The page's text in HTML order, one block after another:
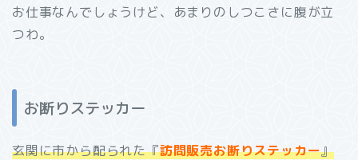
お仕事なんでしょうけど、あまりのしつこさに腹が立
つわ。
お断りステッカー
玄関に市から配られた『訪問販売お断りステッカー』